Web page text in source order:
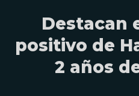
Destacan
positivo de
2 años